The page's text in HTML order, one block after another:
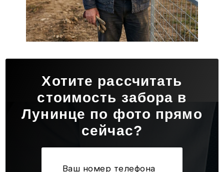
Хотите рассчитать
стоимость забора в
Лунинце по фото прямо
сейчас?